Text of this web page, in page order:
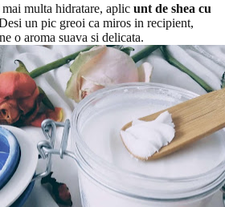
multa hidratare, aplic unt de shea cu
un pic greoi ca miros in recipient,
o aroma suava si delicata.